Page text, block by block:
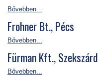
Bővebben...
Frohner Bt., Pécs
Bővebben...
Fürman Kft., Szekszárd
Bővebben...